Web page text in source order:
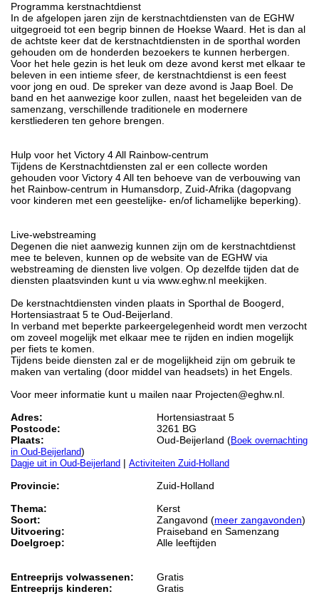
Programma kerstnachtdienst
In de afgelopen jaren zijn de kerstnachtdiensten van de EGHW
uitgegroeid tot een begrip binnen de Hoekse Waard. Het is dan al
de achtste keer dat de kerstnachtdiensten in de sporthal worden
gehouden om de honderden bezoekers te kunnen herbergen.
Voor het hele gezin is het leuk om deze avond kerst met elkaar te
beleven in een intieme sfeer, de kerstnachtdienst is een feest
voor jong en oud. De spreker van deze avond is Jaap Boel. De
band en het aanwezige koor zullen, naast het begeleiden van de
samenzang, verschillende traditionele en modernere
kerstliederen ten gehore brengen.
Hulp voor het Victory 4 All Rainbow-centrum
Tijdens de Kerstnachtdiensten zal er een collecte worden
gehouden voor Victory 4 All ten behoeve van de verbouwing van
het Rainbow-centrum in Humansdorp, Zuid-Afrika (dagopvang
voor kinderen met een geestelijke- en/of lichamelijke beperking).
Live-webstreaming
Degenen die niet aanwezig kunnen zijn om de kerstnachtdienst
mee te beleven, kunnen op de website van de EGHW via
webstreaming de diensten live volgen. Op dezelfde tijden dat de
diensten plaatsvinden kunt u via www.eghw.nl meekijken.
De kerstnachtdiensten vinden plaats in Sporthal de Boogerd,
Hortensiastraat 5 te Oud-Beijerland.
In verband met beperkte parkeergelegenheid wordt men verzocht
om zoveel mogelijk met elkaar mee te rijden en indien mogelijk
per fiets te komen.
Tijdens beide diensten zal er de mogelijkheid zijn om gebruik te
maken van vertaling (door middel van headsets) in het Engels.
Voor meer informatie kunt u mailen naar Projecten@eghw.nl.
Adres:
Hortensiastraat 5
Postcode:
3261 BG
Plaats:
Oud-Beijerland (Boek overnachting
in Oud-Beijerland)
Dagje uit in Oud-Beijerland | Activiteiten Zuid-Holland
Provincie:
Zuid-Holland
Thema:
Kerst
Soort:
Zangavond (meer zangavonden)
Uitvoering:
Praiseband en Samenzang
Doelgroep:
Alle leeftijden
Entreeprijs volwassenen:
Gratis
Entreeprijs kinderen:
Gratis